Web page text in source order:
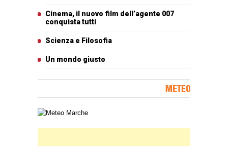
Cinema, il nuovo film dell’agente 007
conquista tutti
Scienza e Filosofia
Un mondo giusto
METEO
Carta meteorologica delle Marche